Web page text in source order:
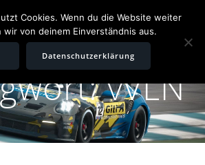
Inhalt
springen
vVLN
Cookies. Wenn du die Website weiter
von deinem Einverständnis aus.
Datenschutzerklärung